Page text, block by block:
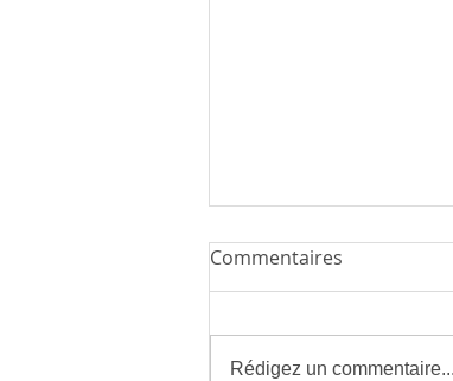
Commentaires
Rédigez un commentaire...